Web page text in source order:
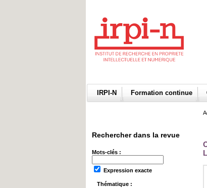
IRPI-N Formation continue
Rechercher dans la revue
Mots-clés :
Expression exacte
Thématique :